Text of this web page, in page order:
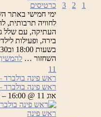
1
2
3
כרטיסים
ימי חמישי באתר
לחוויה תרבותית,
העתיקה, עם שלל
בירה, ופעילות
השחזור …
11
ראש פינה בולברד
ראש פינה בולברד
אוג 11 @ 16:00 – 23:00